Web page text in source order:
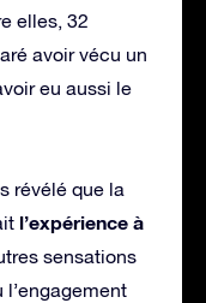
elles, 32
avoir vécu un
eu aussi le
révélé que la
l’expérience à
sensations
l’engagement